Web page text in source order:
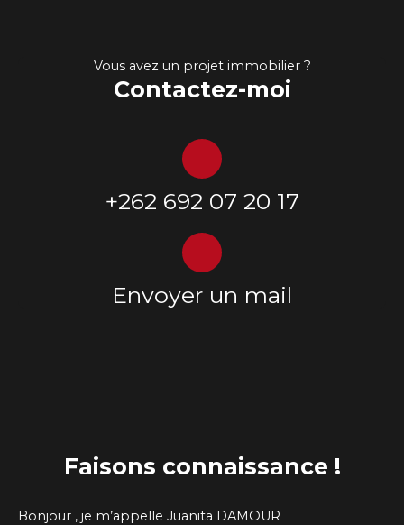
Vous avez un projet immobilier ?
Contactez-moi
+262 692 07 20 17
Envoyer un mail
Faisons connaissance !
Bonjour , je m’appelle Juanita DAMOUR